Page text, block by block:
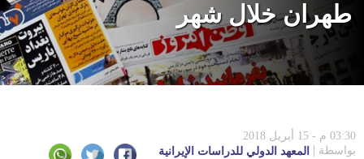
طهران خلال شهر
03:30 م - 15 أبريل 2018
بواسطة
المعهد الدولي للدراسات الإيرانية